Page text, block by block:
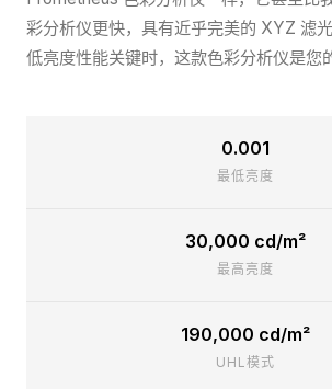
彩分析仪更快，具有近乎完美的 XYZ 滤
低亮度性能关键时，这款色彩分析仪是您
0.001
最低亮度
30,000 cd/m²
最高亮度
190,000 cd/m²
UHL模式